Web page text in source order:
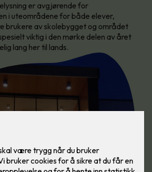
er avgjørende for
i uteområdene for både elever,
brukere av skolebygget og området
viktig i den mørke delen av året
lang her til lands.